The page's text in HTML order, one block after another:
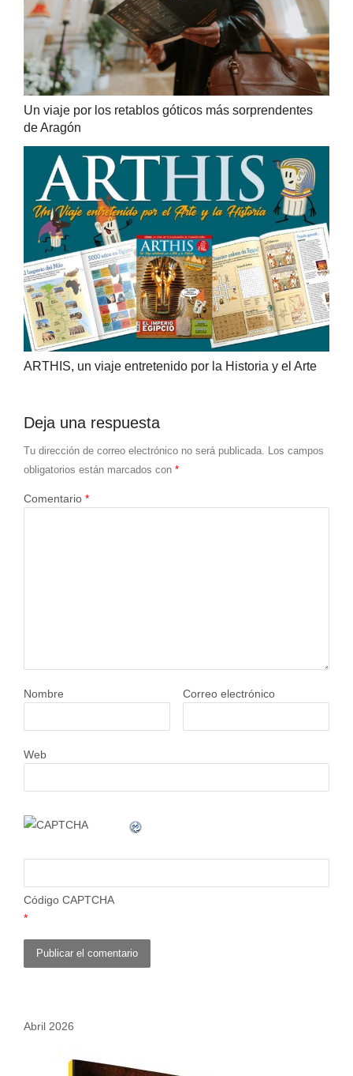
Un viaje por los retablos góticos más sorprendentes
de Aragón
ARTHIS, un viaje entretenido por la Historia y el Arte
Deja una respuesta
Tu dirección de correo electrónico no será publicada. Los campos
obligatorios están marcados con *
Comentario *
Nombre Correo electrónico
Web
Código CAPTCHA
*
Abril 2026